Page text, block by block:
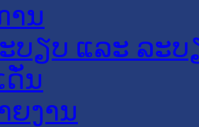
ານ
ບຽບ ແລະ ລະບ
ດັ່ນ
ຍງານ